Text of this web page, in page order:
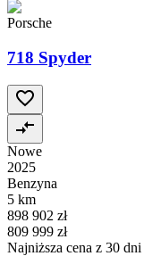
Porsche
718 Spyder
Nowe
2025
Benzyna
5 km
898 902 zł
809 999 zł
Najniższa cena z 30 dni